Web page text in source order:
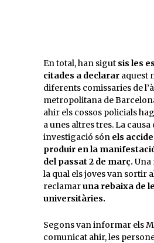
En total, han sigut sis les
citades a declarar aquest
diferents comissaries de
metropolitana de
ahir els cossos policials
a unes altres tres. La causa
investigació són els
produir en la
del passat 2 de març. Una
la qual els joves van sortir
reclamaruna rebaixa de
universitàries.
Segons van informar els
comunicat ahir, les